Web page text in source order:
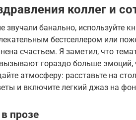
коллег и
звучали банально, используйте
бестселлером или
счастьем. Я заметил, что
вызывают гораздо больше
атмосферу: расставьте на
и включите легкий джаз на
прозе